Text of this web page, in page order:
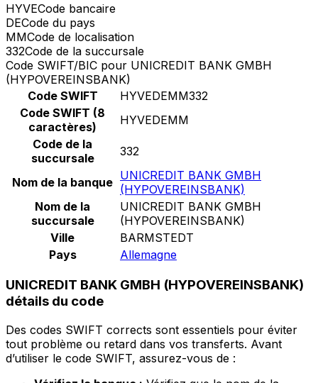
HYVECode bancaire
DECode du pays
MMCode de localisation
332Code de la succursale
Code SWIFT/BIC pour UNICREDIT BANK GMBH
(HYPOVEREINSBANK)
Code SWIFT
HYVEDEMM332
Code SWIFT (8
caractères)
HYVEDEMM
Code de la
succursale
332
Nom de la banque UNICREDIT BANK GMBH
(HYPOVEREINSBANK)
Nom de la
succursale
UNICREDIT BANK GMBH
(HYPOVEREINSBANK)
Ville
BARMSTEDT
Pays
Allemagne
UNICREDIT BANK GMBH (HYPOVEREINSBANK)
détails du code
Des codes SWIFT corrects sont essentiels pour éviter
tout problème ou retard dans vos transferts. Avant
d’utiliser le code SWIFT, assurez-vous de :